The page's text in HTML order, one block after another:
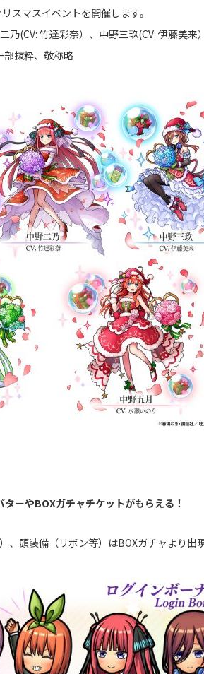
スマスイベントを開催します。
乃(CV: 竹達彩奈）、中野三玖(CV: 伊藤美来
部抜粋、敬称略
ーやBOXガチャチケットがもらえる！
頭装備（リボン等）はBOXガチャより出現